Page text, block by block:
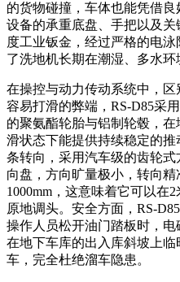
的货物碰撞，车体也能凭借良
设备的承重底盘、手把以及
度工业钣金，经过严格的电
了洗地机长期在潮湿、多水环
在操控与动力传动系统中，
容易打滑的弊端，RS-D85采
的聚氨酯轮胎与铝制轮毂，
滑状态下能提供持续稳定的
条转向，采用汽车级的齿轮
向盘，方向旷量极小，转向
1000mm，这意味着它可以在
原地调头。安全方面，RS-
操作人员松开油门踏板时，
在地下车库的出入库斜坡上
车，完全杜绝溜车隐患。